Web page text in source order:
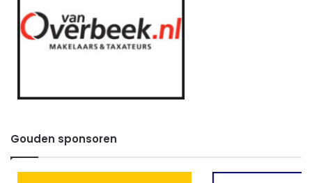
Gouden sponsoren